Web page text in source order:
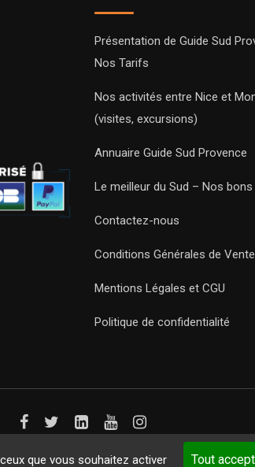
que vous souhaitez activer Tout
Présentation de Guide Sud
Nos Tarifs
Nos activités entre Nice et
(visites, excursions)
Annuaire Guide Sud Provence
Le meilleur du Sud – Nos bons
Contactez-nous
Conditions Générales de
Mentions Légales et CGU
Politique de confidentialité
droits réservés.Développement web sur mesure